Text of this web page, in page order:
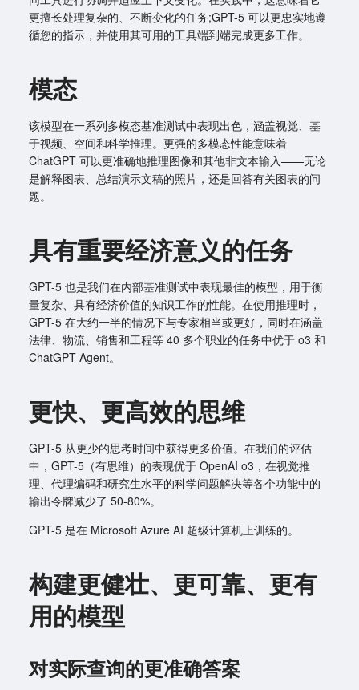
更擅长处理复杂的、不断变化的任务;GPT-5 可以更忠实地遵
循您的指示，并使用其可用的工具端到端完成更多工作。
模态
该模型在一系列多模态基准测试中表现出色，涵盖视觉、基
于视频、空间和科学推理。更强的多模态性能意味着
ChatGPT 可以更准确地推理图像和其他非文本输入——无论
是解释图表、总结演示文稿的照片，还是回答有关图表的问
题。
具有重要经济意义的任务
GPT-5 也是我们在内部基准测试中表现最佳的模型，用于衡
量复杂、具有经济价值的知识工作的性能。在使用推理时，
GPT-5 在大约一半的情况下与专家相当或更好，同时在涵盖
法律、物流、销售和工程等 40 多个职业的任务中优于 o3 和
ChatGPT Agent。
更快、更高效的思维
GPT-5 从更少的思考时间中获得更多价值。在我们的评估
中，GPT-5（有思维）的表现优于 OpenAI o3，在视觉推
理、代理编码和研究生水平的科学问题解决等各个功能中的
输出令牌减少了 50-80%。
GPT-5 是在 Microsoft Azure AI 超级计算机上训练的。
构建更健壮、更可靠、更有
用的模型
对实际查询的更准确答案